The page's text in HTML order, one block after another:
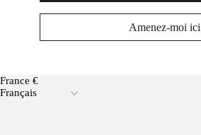
Amenez-moi ici
France €
Français